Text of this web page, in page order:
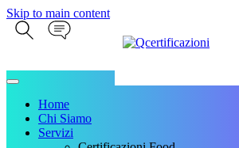
Skip to main content
Home
Chi Siamo
Servizi